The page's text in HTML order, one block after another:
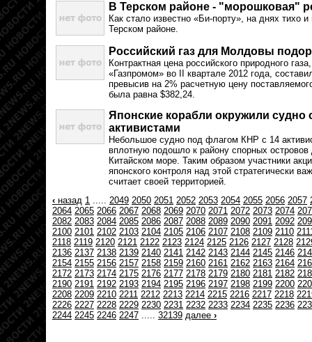
В Терском районе - "морошковая"
Как стало известно «Би-порту», на днях тихо
Терском районе.
Российский газ для Молдовы
Контрактная цена российского природного
«Газпромом» во II квартале 2012 года,
превысив на 2% расчетную цену
была равна $382,24.
Японские корабли окружили судно
активистами
Небольшое судно под флагом КНР с 14
вплотную подошло к району спорных
Китайском море. Таким образом участники
японского контроля над этой стратегически
считает своей территорией.
‹ назад 1 ..... 2049 2050 2051 2052 2053 2054 2055 2056 2057
2064 2065 2066 2067 2068 2069 2070 2071 2072 2073 2074
2082 2083 2084 2085 2086 2087 2088 2089 2090 2091 2092
2100 2101 2102 2103 2104 2105 2106 2107 2108 2109 2110
2118 2119 2120 2121 2122 2123 2124 2125 2126 2127 2128
2136 2137 2138 2139 2140 2141 2142 2143 2144 2145 2146
2154 2155 2156 2157 2158 2159 2160 2161 2162 2163 2164
2172 2173 2174 2175 2176 2177 2178 2179 2180 2181 2182
2190 2191 2192 2193 2194 2195 2196 2197 2198 2199 2200
2208 2209 2210 2211 2212 2213 2214 2215 2216 2217 2218
2226 2227 2228 2229 2230 2231 2232 2233 2234 2235 2236
2244 2245 2246 2247 ..... 32139 далее ›